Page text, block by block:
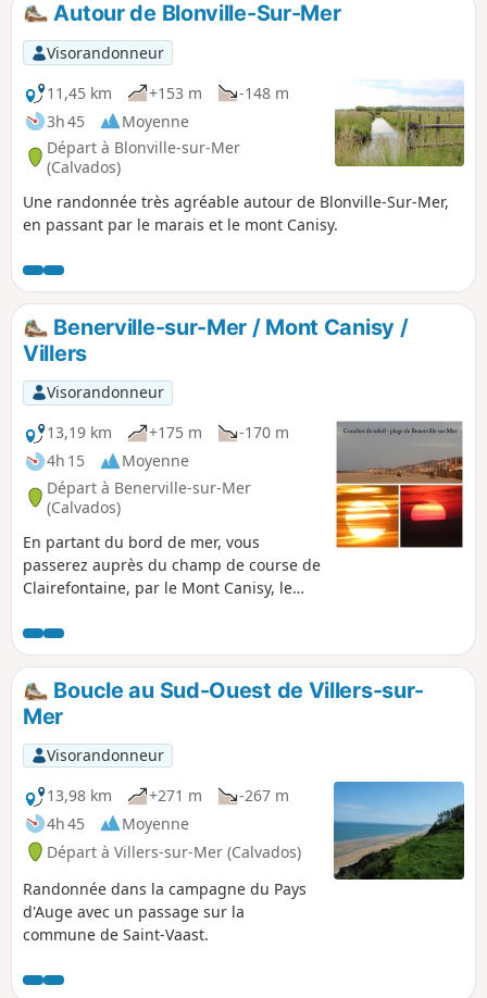
Autour de Blonville-Sur-Mer
Visorandonneur
11,45 km
+153 m
-148 m
3h 45
Moyenne
Départ à Blonville-sur-Mer
(Calvados)
Une randonnée très agréable autour de Blonville-Sur-Mer,
en passant par le marais et le mont Canisy.
Benerville-sur-Mer / Mont Canisy /
Villers
Visorandonneur
13,19 km
+175 m
-170 m
4h 15
Moyenne
Départ à Benerville-sur-Mer
(Calvados)
En partant du bord de mer, vous
passerez auprès du champ de course de
Clairefontaine, par le Mont Canisy, le
Retour par les batteries du Mont Canisy
et le bord de mer.
Boucle au Sud-Ouest de Villers-sur-
Mer
Visorandonneur
13,98 km
+271 m
-267 m
4h 45
Moyenne
Départ à Villers-sur-Mer (Calvados)
Randonnée dans la campagne du Pays
d'Auge avec un passage sur la
commune de Saint-Vaast.